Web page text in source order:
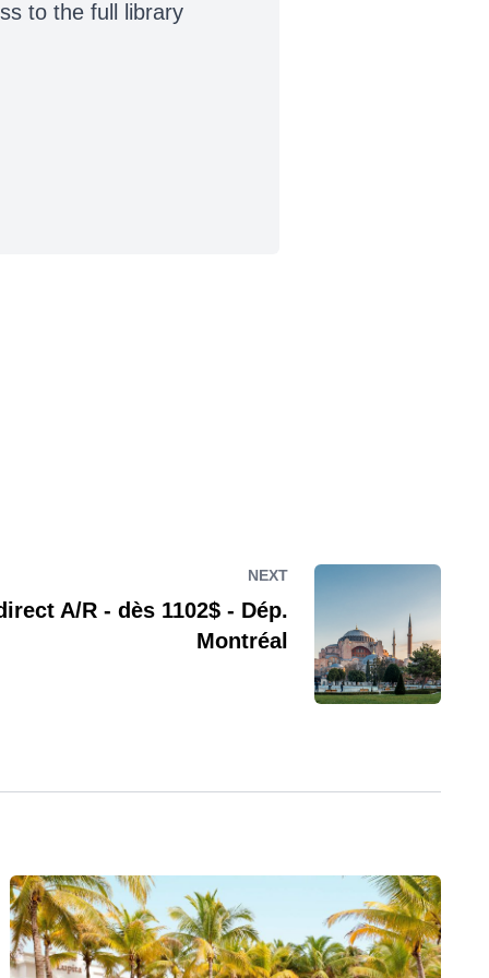
to the full library
NEXT
A/R - dès 1102$ - Dép.
Montréal